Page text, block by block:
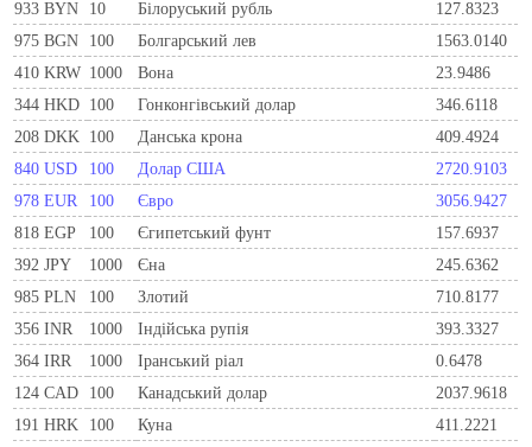
933 BYN 10 Бiлоруський рубль
127.8323
975 BGN 100 Болгарський лев
1563.0140
410 KRW 1000 Вона
23.9486
344 HKD 100 Гонконгівський долар
346.6118
208 DKK 100 Данська крона
409.4924
840 USD 100 Долар США
2720.9103
978 EUR 100 Євро
3056.9427
818 EGP 100 Єгипетський фунт
157.6937
392 JPY 1000 Єна
245.6362
985 PLN 100 Злотий
710.8177
356 INR 1000 Індійська рупія
393.3327
364 IRR 1000 Іранський ріал
0.6478
124 CAD 100 Канадський долар
2037.9618
191 HRK 100 Куна
411.2221